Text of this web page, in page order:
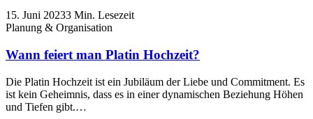
15. Juni 20233 Min. Lesezeit
Planung & Organisation
Wann feiert man Platin Hochzeit?
Die Platin Hochzeit ist ein Jubiläum der Liebe und Commitment. Es
ist kein Geheimnis, dass es in einer dynamischen Beziehung Höhen
und Tiefen gibt.…